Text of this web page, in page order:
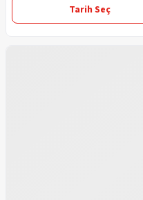
Tarih Seç